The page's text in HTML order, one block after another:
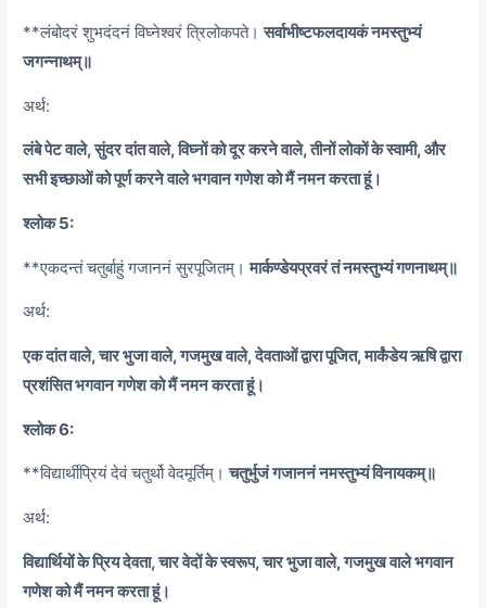
**लंबोदरं शुभदंदनं विघ्नेश्वरं त्रिलोकपते।सर्वाभीष्टफलदायकं नमस्तुभ्यं
जगन्नाथम्॥
अर्थ:
लंबे पेट वाले, सुंदर दांत वाले, विघ्नों को दूर करने वाले, तीनों लोकों के स्वामी, और
सभी इच्छाओं को पूर्ण करने वाले भगवान गणेश को मैं नमन करता हूं।
श्लोक 5:
**एकदन्तं चतुर्बाहुं गजाननं सुरपूजितम्।मार्कण्डेयप्रवरं तं नमस्तुभ्यं गणनाथम्॥
अर्थ:
एक दांत वाले, चार भुजा वाले, गजमुख वाले, देवताओं द्वारा पूजित, मार्कंडेय ऋषि द्वारा
प्रशंसित भगवान गणेश को मैं नमन करता हूं।
श्लोक 6:
**विद्यार्थीप्रियं देवं चतुर्थो वेदमूर्तिम्।चतुर्भुजं गजाननं नमस्तुभ्यं विनायकम्॥
अर्थ:
विद्यार्थियों के प्रिय देवता, चार वेदों के स्वरूप, चार भुजा वाले, गजमुख वाले भगवान
गणेश को मैं नमन करता हूं।